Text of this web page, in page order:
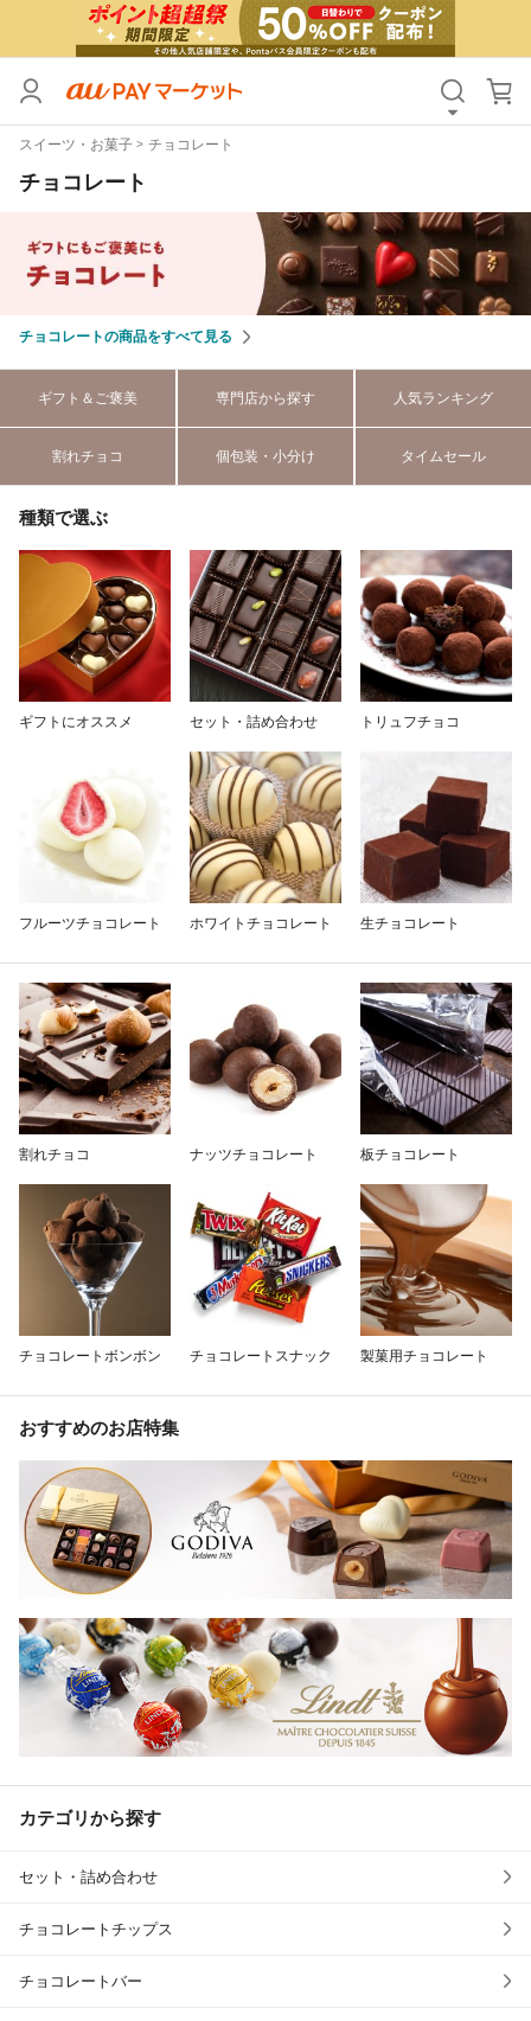
スイーツ・お菓子 チョコレート
チョコレート
チョコレートの商品をすべて見る
ギフト＆ご褒美 専門店から探す 人気ランキング
割れチョコ 個包装・小分け タイムセール
種類で選ぶ
ギフトにオススメ セット・詰め合わせ トリュフチョコ
フルーツチョコレート ホワイトチョコレート 生チョコレート
割れチョコ ナッツチョコレート 板チョコレート
チョコレートボンボン チョコレートスナック 製菓用チョコレート
おすすめのお店特集
カテゴリから探す
セット・詰め合わせ
チョコレートチップス
チョコレートバー
カテゴリ すべて
価格
すべて
その他の条件
タイムセール
サンキュー配送対象 レビューキャンペーン
キーワード
除外ワード